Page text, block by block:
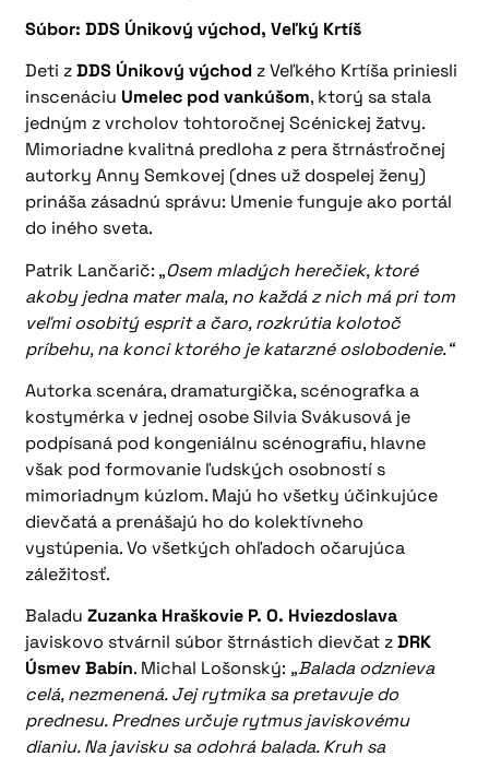
Súbor: DDS Únikový východ, Veľký Krtíš
Deti zDDS Únikový východ z Veľkého Krtíša priniesli
inscenáciu Umelec pod vankúšom, ktorý sa stala
jedným z vrcholov tohtoročnej Scénickej žatvy.
Mimoriadne kvalitná predloha z pera štrnásťročnej
autorky Anny Semkovej (dnes už dospelej ženy)
prináša zásadnú správu: Umenie funguje ako portál
do iného sveta.
Patrik Lančarič: „Osem mladých herečiek, ktoré
akoby jedna mater mala, no každá z nich má pri tom
veľmi osobitý esprit a čaro, rozkrútia kolotoč
príbehu, na konci ktorého je katarzné oslobodenie.“
Autorka scenára, dramaturgička, scénografka a
kostymérka v jednej osobe Silvia Svákusová je
podpísaná pod kongeniálnu scénografiu, hlavne
však pod formovanie ľudských osobností s
mimoriadnym kúzlom. Majú ho všetky účinkujúce
dievčatá a prenášajú ho do kolektívneho
vystúpenia. Vo všetkých ohľadoch očarujúca
záležitosť.
BaladuZuzanka Hraškovie P. O. Hviezdoslava
javiskovo stvárnil súbor štrnástich dievčat zDRK
Úsmev Babín. Michal Lošonský: „Balada odznieva
celá, nezmenená. Jej rytmika sa pretavuje do
prednesu. Prednes určuje rytmus javiskovému
dianiu. Na javisku sa odohrá balada. Kruh sa